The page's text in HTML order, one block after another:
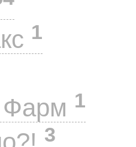
1
Фарм 1
3